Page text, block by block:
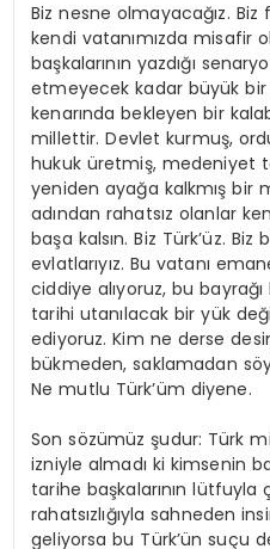
Biz nesne olmayacağız. Biz
kendi vatanımızda misafir
başkalarının yazdığı
etmeyecek kadar büyük
kenarında bekleyen bir
millettir. Devlet kurmuş,
hukuk üretmiş, medeniyet
yeniden ayağa kalkmış bir
adından rahatsız olanlar
başa kalsın. Biz Türk’üz.
evlatlarıyız. Bu vatanı
ciddiye alıyoruz, bu
tarihi utanılacak bir yük
ediyoruz. Kim ne derse
bükmeden, saklamadan
Ne mutlu Türk’üm diyene.
Son sözümüz şudur: Türk
izniyle almadı ki kimsenin
tarihe başkalarının lütfuyla
rahatsızlığıyla sahneden
geliyorsa bu Türk’ün suçu